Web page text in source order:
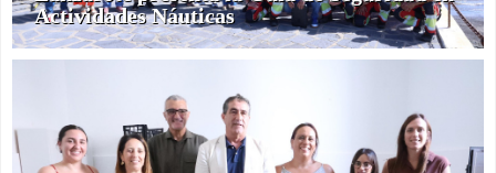
Actividades Náuticas